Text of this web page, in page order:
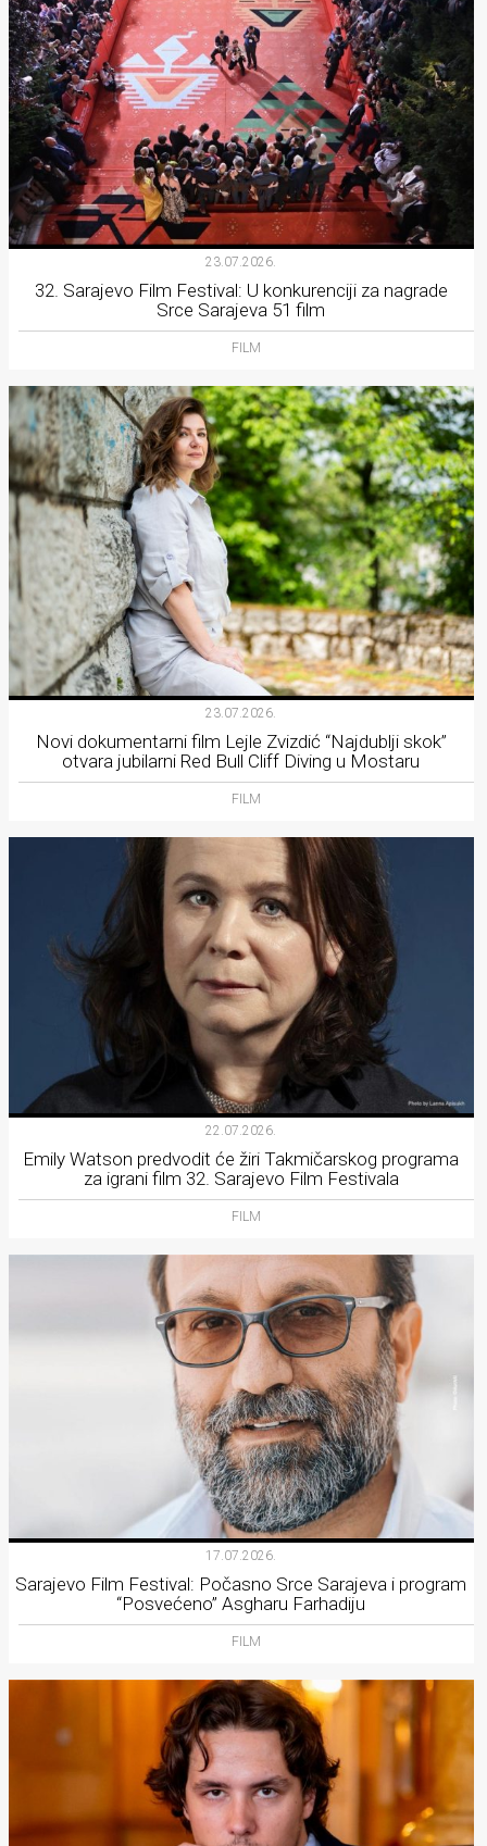
23.07.2026.
32. Sarajevo Film Festival: U konkurenciji za nagrade
Srce Sarajeva 51 film
FILM
23.07.2026.
Novi dokumentarni film Lejle Zvizdić “Najdublji skok”
otvara jubilarni Red Bull Cliff Diving u Mostaru
FILM
22.07.2026.
Emily Watson predvodit će žiri Takmičarskog programa
za igrani film 32. Sarajevo Film Festivala
FILM
17.07.2026.
Sarajevo Film Festival: Počasno Srce Sarajeva i program
“Posvećeno” Asgharu Farhadiju
FILM